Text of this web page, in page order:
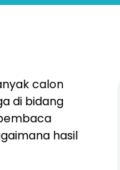
calon
di bidang
hasil